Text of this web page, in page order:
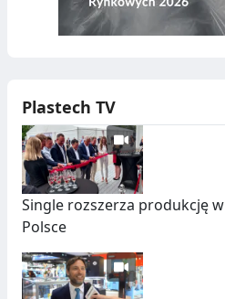
Plastech TV
Single rozszerza produkcję w
Polsce